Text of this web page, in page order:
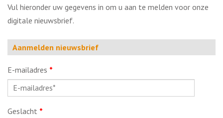
Vul hieronder uw gegevens in om u aan te melden voor onze
digitale nieuwsbrief.
Aanmelden nieuwsbrief
E-mailadres *
Geslacht *